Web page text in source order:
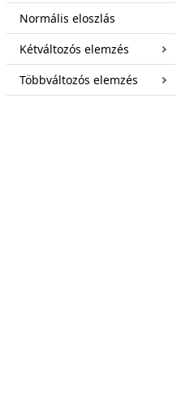
Normális eloszlás
Kétváltozós elemzés
Többváltozós elemzés